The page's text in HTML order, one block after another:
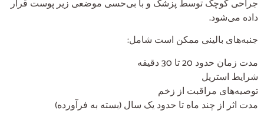
جراحی کوچک توسط پزشک و با بی‌حسی موضعی زیر پوست قرار
داده می‌شود.
جنبه‌های بالینی ممکن است شامل:
مدت زمان حدود 20 تا 30 دقیقه
شرایط استریل
توصیه‌های مراقبت از زخم
مدت اثر از چند ماه تا حدود یک سال (بسته به فرآورده)